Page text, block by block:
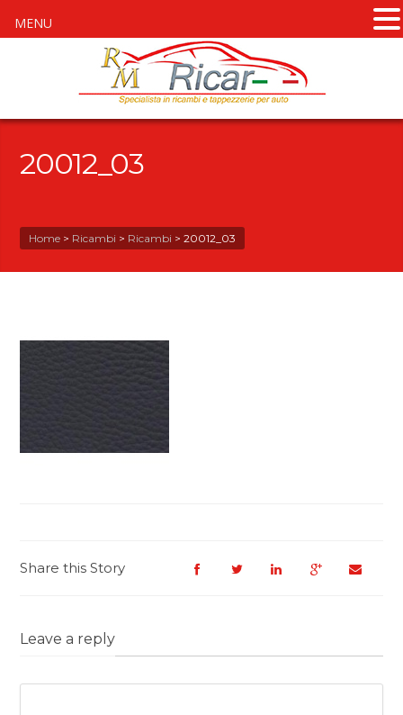
20012_03
Home > Ricambi > Ricambi >20012_03
Share this Story
Leave a reply
MENU